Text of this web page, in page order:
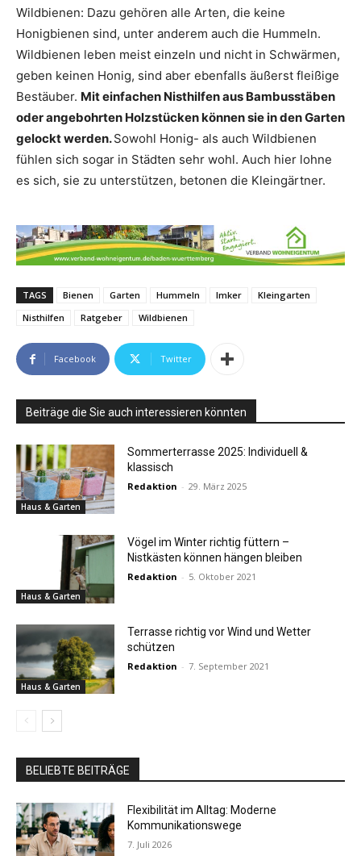
Wildbienen: Dazu gehören alle Arten, die keine
Honigbienen sind, unter anderem auch die Hummeln.
Wildbienen leben meist einzeln und nicht in Schwärmen,
geben keinen Honig, sind aber ebenfalls äußerst fleißige
Bestäuber. Mit einfachen Nisthilfen aus Bambusstäben
oder angebohrten Holzstücken können sie in den Garten
gelockt werden.Sowohl Honig- als auch Wildbienen
fühlen sich sogar in Städten sehr wohl. Auch hier lohne
es sich, sie zu unterstützen, betonen die Kleingärtner.
TAGS Bienen Garten Hummeln Imker
Kleingarten
Nisthilfen
Ratgeber Wildbienen
Facebook Twitter
Beiträge die Sie auch interessieren könnten
Haus & Garten
Sommerterrasse 2025: Individuell &
klassisch
Redaktion - 29. März 2025
Haus & Garten
Vögel im Winter richtig füttern –
Nistkästen können hängen bleiben
Redaktion - 5. Oktober 2021
Haus & Garten
Terrasse richtig vor Wind und Wetter
schützen
Redaktion - 7. September 2021
BELIEBTE BEITRÄGE
Flexibilität im Alltag: Moderne
Kommunikationswege
7. Juli 2026